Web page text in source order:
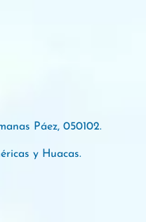
Páez, 050102.
y Huacas.